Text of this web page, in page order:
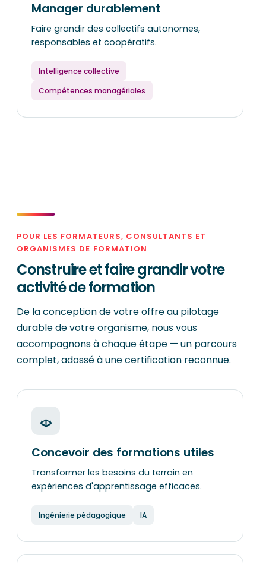
Manager durablement
Faire grandir des collectifs autonomes,
responsables et coopératifs.
Intelligence collective
Compétences managériales
POUR LES FORMATEURS, CONSULTANTS ET
ORGANISMES DE FORMATION
Construire et faire grandir votre
activité de formation
De la conception de votre offre au pilotage
durable de votre organisme, nous vous
accompagnons à chaque étape — un parcours
complet, adossé à une certification reconnue.
Concevoir des formations utiles
Transformer les besoins du terrain en
expériences d'apprentissage efficaces.
Ingénierie pédagogique IA